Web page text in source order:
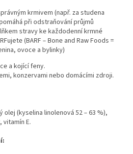
krmivem (např. za studena
při odstraňování průjmů
stravy ke každodenní krmné
(BARF – Bone and Raw Foods =
ovoce a bylinky)
a kojící feny.
konzervami nebo domácími zdroji.
olej (kyselina linolenová 52 – 63 %),
E.